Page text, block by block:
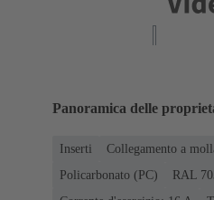
Panoramica delle
Inserti Collegamento a
Policarbonato (PC)
RAL